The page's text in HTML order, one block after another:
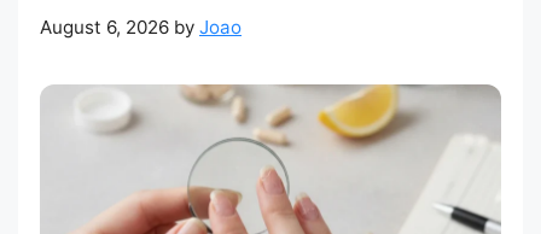
August 6, 2026 by Joao